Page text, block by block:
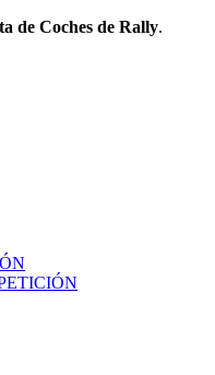
de Coches de Rally.